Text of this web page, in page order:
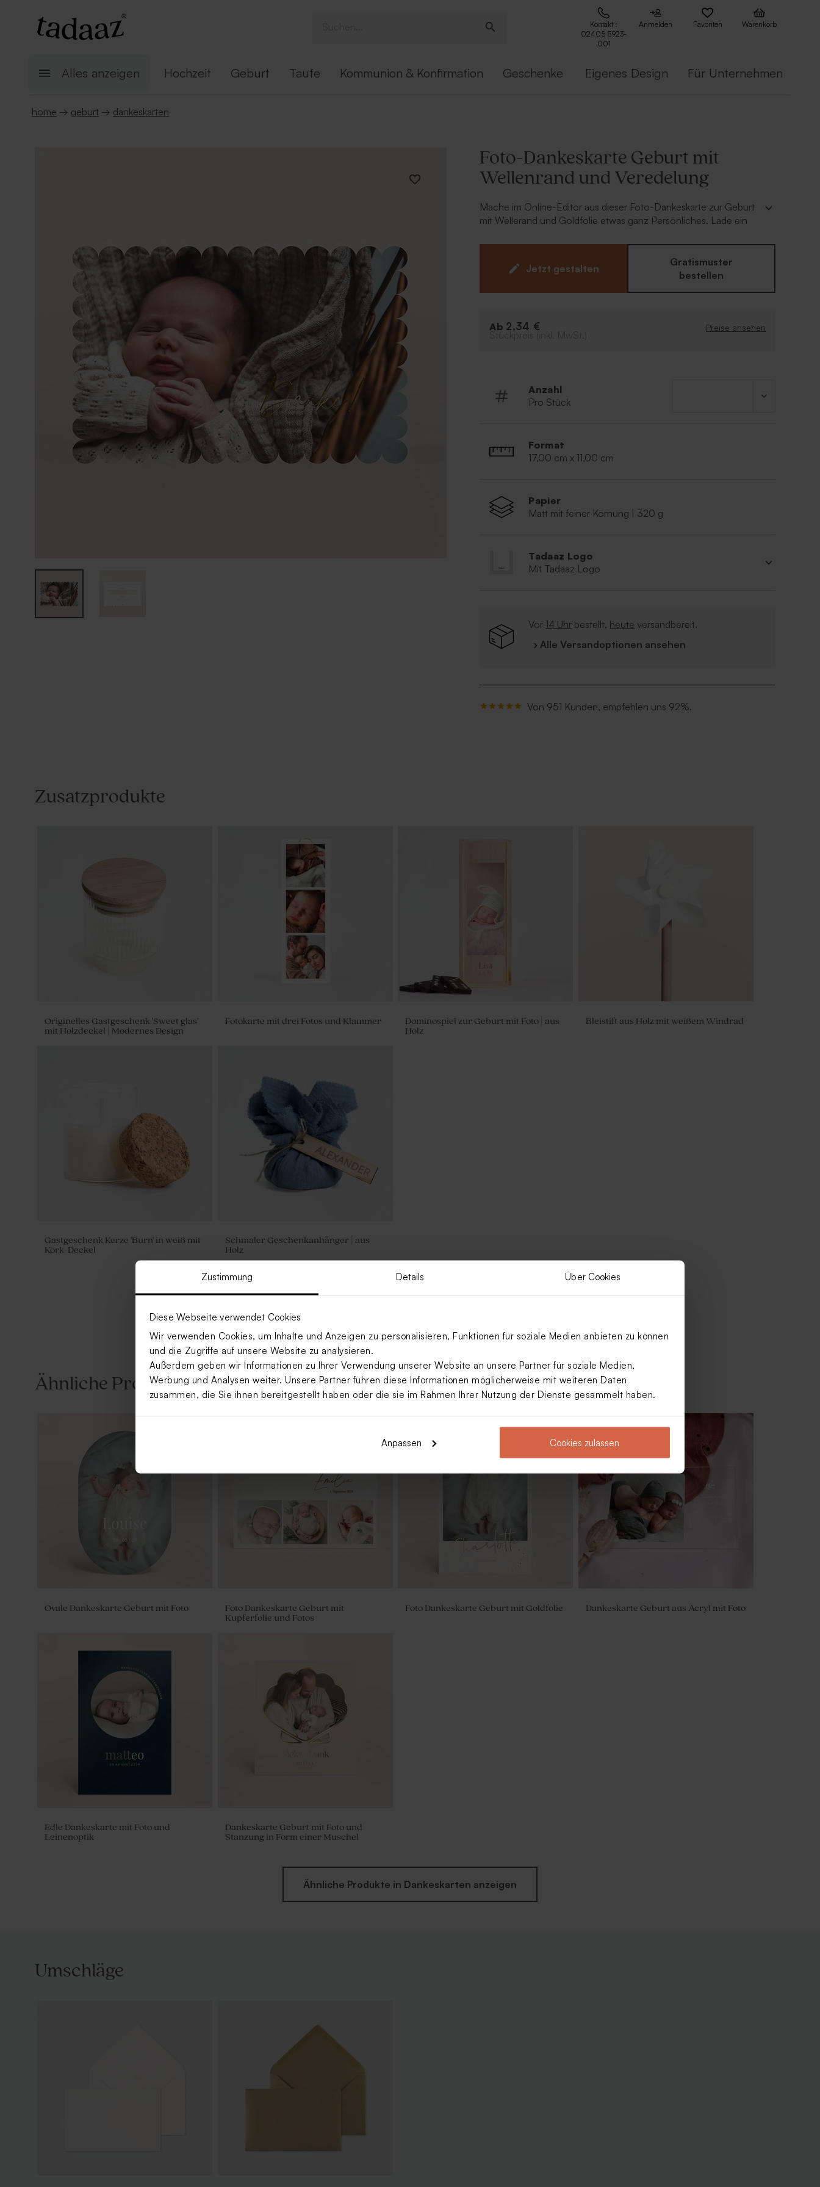
Zustimmung Details Über Cookies
Diese Webseite verwendet Cookies
Wir verwenden Cookies, um Inhalte und Anzeigen zu personalisieren, Funktionen für soziale Medien anbieten zu können
und die Zugriffe auf unsere Website zu analysieren.
Außerdem geben wir Informationen zu Ihrer Verwendung unserer Website an unsere Partner für soziale Medien,
Werbung und Analysen weiter. Unsere Partner führen diese Informationen möglicherweise mit weiteren Daten
zusammen, die Sie ihnen bereitgestellt haben oder die sie im Rahmen Ihrer Nutzung der Dienste gesammelt haben.
Anpassen Cookies zulassen
Kontakt :
02405 8923-
001
Anmelden Favoriten Warenkorb
Alles anzeigen Hochzeit Geburt Taufe Kommunion & Konfirmation Geschenke Eigenes Design Für Unternehmen
home → geburt → dankeskarten
Foto-Dankeskarte Geburt mit
Wellenrand und Veredelung
Mache im Online-Editor aus dieser Foto-Dankeskarte zur Geburt
mit Wellerand und Goldfolie etwas ganz Persönliches. Lade ein
'Danke' auf der Vorderseite in Goldfolie glänzen. Dazu ein paar
nette Zeilen auf der Rückseite.
Jetzt gestalten
Gratismuster
bestellen
Ab 2,34 € Preise ansehen
Anzahl
Pro Stück
Format
17,00 cm x 11,00 cm
Papier
Matt mit feiner Körnung | 320 g
Tadaaz Logo
Mit Tadaaz Logo
Vor 14 Uhr bestellt, heute versandbereit.
› Alle Versandoptionen ansehen
Von 951 Kunden, empfehlen uns 92%.
Zusatzprodukte
Originelles Gastgeschenk 'Sweet glas'
mit Holzdeckel | Modernes Design
Fotokarte mit drei Fotos und Klammer
Dominospiel zur Geburt mit Foto | aus
Holz
Bleistift aus Holz mit weißem Windrad
Gastgeschenk Kerze 'Burn' in weiß mit
Kork-Deckel
Schmaler Geschenkanhänger | aus
Holz
Runder Geschenkanhänger | aus Acryl
Gastgeschenk Geburt 'Eins noch' mit
Dominospiel zur Geburt mit Namen |
Weißer Blumentopf zur Geburt oder
Taufe
Originelles Gastgeschenk 'Sweet glas'
mit Korkdeckel | Modernes Design
Gold-weiß marmorierte
Zuckermandeln Gastgeschenk zur
Geburt 1 kg (± 300 Stück)
Ähnliche Produkte
Ovale Dankeskarte Geburt mit Foto
Foto Dankeskarte Geburt mit
Kupferfolie und Fotos
Foto Dankeskarte Geburt mit Goldfolie Dankeskarte Geburt aus Acryl mit Foto
Edle Dankeskarte mit Foto und
Leinenoptik
Dankeskarte Geburt mit Foto und
Stanzung in Form einer Muschel
Ähnliche Produkte in Dankeskarten anzeigen
Umschläge